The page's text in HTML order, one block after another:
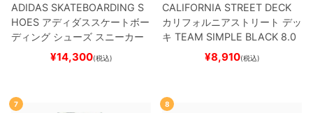
ADIDAS SKATEBOARDING S
HOES アディダススケートボー
ディング シューズ スニーカー
スーパースターSUPERSTAR A
BLACK/WHITE/WHITE
ー
¥14,300(税込)
CALIFORNIA STREET DECK
カリフォルニアストリート デッ
キ TEAM SIMPLE BLACK 8.0
ブランク（BBS / GENERATO
スケートボード スケボー
¥8,910(税込)
7 8